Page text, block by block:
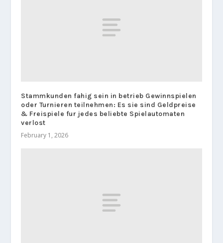
Stammkunden fahig sein in betrieb Gewinnspielen
oder Turnieren teilnehmen: Es sie sind Geldpreise
& Freispiele fur jedes beliebte Spielautomaten
verlost
February 1, 2026